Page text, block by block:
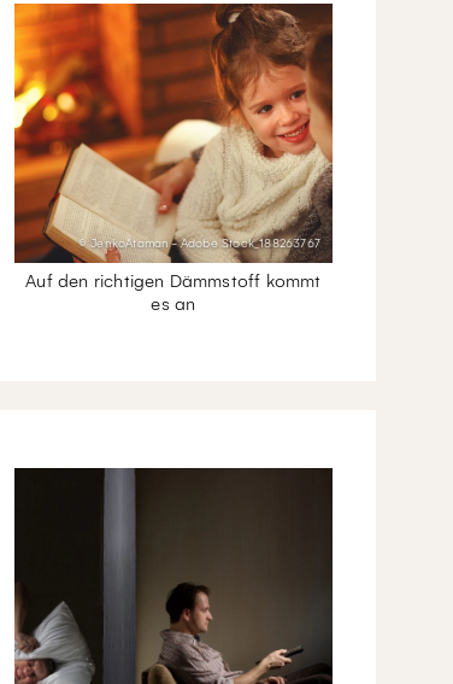
© JenkoAtaman - Adobe Stock_188263767
Auf den richtigen Dämmstoff kommt
es an